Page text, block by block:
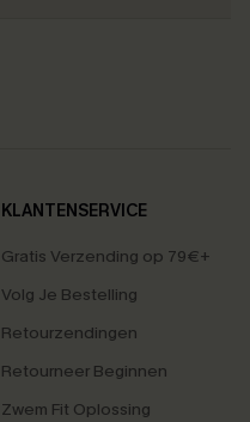
KLANTENSERVICE
Gratis Verzending op 79€+
Volg Je Bestelling
Retourzendingen
Retourneer Beginnen
Zwem Fit Oplossing